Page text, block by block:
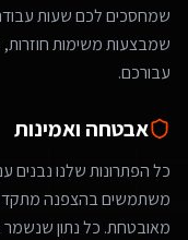
שמחסכים לכם שעות
שמבצעות משימות חוזרות,
עבורכם.
אבטחה ואמינות
כל הפתרונות שלנו נבנים
משתמשים בהצפנה מתקדמת,
מאובטחת. כל נתון שנשמר